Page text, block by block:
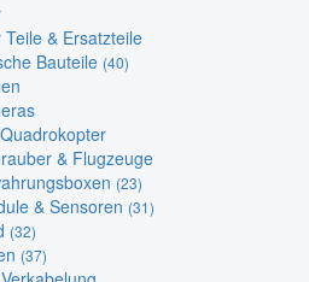
& Ersatzteile
Bauteile (40)
& Flugzeuge
(23)
& Sensoren (31)
(32)
(37)